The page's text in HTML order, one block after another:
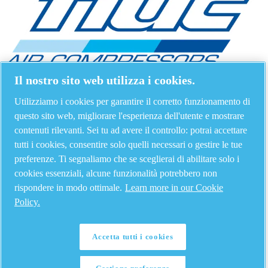
Il nostro sito web utilizza i cookies.
Utilizziamo i cookies per garantire il corretto funzionamento di
questo sito web, migliorare l'esperienza dell'utente e mostrare
contenuti rilevanti. Sei tu ad avere il controllo: potrai accettare
tutti i cookies, consentire solo quelli necessari o gestire le tue
preferenze. Ti segnaliamo che se sceglierai di abilitare solo i
cookies essenziali, alcune funzionalità potrebbero non
rispondere in modo ottimale. Learn more in our Cookie
Policy.
Accetta tutti i cookies